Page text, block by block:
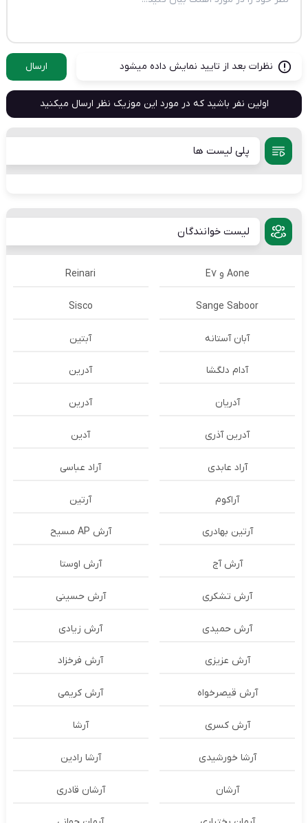
نظرات بعد از تایید نمایش داده میشود ارسال
اولین نفر باشید که در مورد این موزیک نظر ارسال میکنید
پلی لیست ها
لیست خوانندگان
Aone و E7 Reinari
Sange Saboor
Sisco
آبان آستانه آبتین
آدام دلگشا آدرين
آدریان آدرین
آدرین آذری آدین
آراد عابدی آراد عباسی
آراکوم آرتین
آرتین بهادری آرش AP مسیح
آرش آج آرش اوستا
آرش تشکری آرش حسینی
آرش حمیدی آرش زیادی
آرش عزیزی آرش فرخزاد
آرش قیصرخواه آرش کریمی
آرش کسری آرشا
آرشا خورشیدی آرشا رادین
آرشان آرشان قادری